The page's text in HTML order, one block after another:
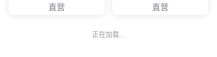
直营 直营
正在加载...